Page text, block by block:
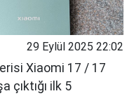
29 Eylül 2025 22:02
Xiaomi 17 / 17
çıktığı ilk 5